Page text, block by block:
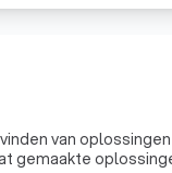
van
gemaakte